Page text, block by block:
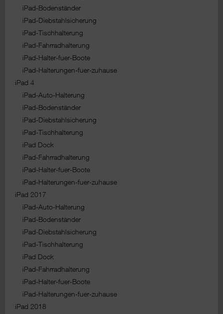
iPad-Bodenständer
iPad-Diebstahlsicherung
iPad-Tischhalterung
iPad-Fahrradhalterung
iPad-Halter-fuer-Boote
iPad-Halterungen-fuer-zuhause
iPad 4
iPad-Auto-Halterung
iPad-Bodenständer
iPad-Diebstahlsicherung
iPad-Tischhalterung
iPad Dock
iPad-Fahrradhalterung
iPad-Halter-fuer-Boote
iPad-Halterungen-fuer-zuhause
iPad 2017
iPad-Auto-Halterung
iPad-Bodenständer
iPad-Diebstahlsicherung
iPad-Tischhalterung
iPad Dock
iPad-Fahrradhalterung
iPad-Halter-fuer-Boote
iPad-Halterungen-fuer-zuhause
iPad 2018